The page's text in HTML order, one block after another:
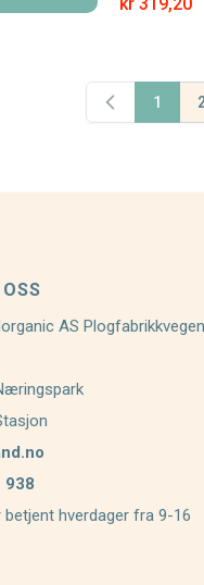
You're
1
AS Plogfabrikkvegen
938
betjent hverdager fra 9-16